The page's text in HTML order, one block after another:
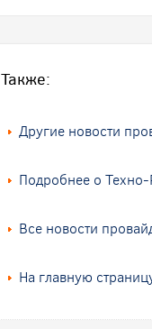
Также:
Другие новости
Подробнее о
Все новости
На главную